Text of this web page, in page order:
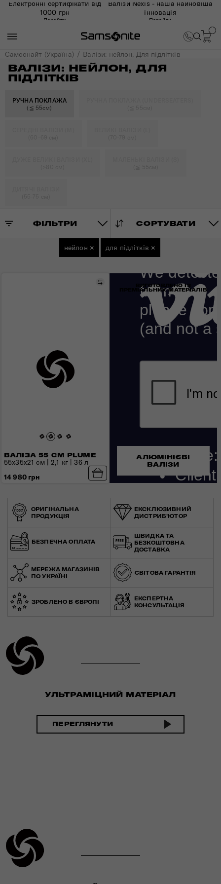
Електронні сертифікати від
1000 грн
Перейти
Валізи Nexis - наша найновіша
інновація
Перейти
Самсонайт (Україна) Валізи: нейлон, Для підлітків
ВАЛІЗИ: НЕЙЛОН, ДЛЯ
ПІДЛІТКІВ
РУЧНА ПОКЛАЖА
(≦ 55см)
ФІЛЬТРИ СОРТУВАТИ
нейлон × для підлітків ×
ВАЛІЗА 55 СМ PLUME
Порівняти
55x35x21 см | 2,1 кг | 36 л
14 980 грн
ВИГОТОВЛЕНО ІЗ
ПРЕМІАЛЬНИХ МАТЕРІАЛІВ
АЛЮМІНІЄВІ
ВАЛІЗИ
ОРИГІНАЛЬНА
ПРОДУКЦІЯ
ЕКСКЛЮЗИВНИЙ
ДИСТРИБ'ЮТОР
БЕЗПЕЧНА ОПЛАТА
ШВИДКА ТА
БЕЗКОШТОВНА
ДОСТАВКА
МЕРЕЖА МАГАЗИНІВ
ПО УКРАЇНІ
СВІТОВА ГАРАНТІЯ
ЗРОБЛЕНО В ЄВРОПІ
ЕКСПЕРТНА
КОНСУЛЬТАЦІЯ
УЛЬТРАМІЦНИЙ МАТЕРІАЛ
ПЕРЕГЛЯНУТИ